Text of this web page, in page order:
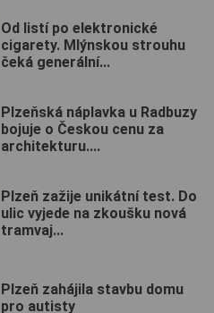
Od listí po elektronické
cigarety. Mlýnskou strouhu
čeká generální...
Plzeňská náplavka u Radbuzy
bojuje o Českou cenu za
architekturu....
Plzeň zažije unikátní test. Do
ulic vyjede na zkoušku nová
tramvaj...
Plzeň zahájila stavbu domu
pro autisty